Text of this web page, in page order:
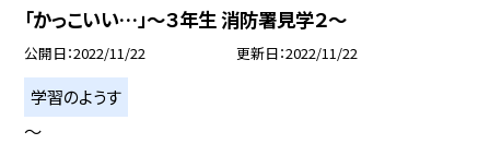
「かっこいい…」〜３年生 消防署見学２〜
公開日 2022/11/22 更新日 2022/11/22
学習のようす
〜